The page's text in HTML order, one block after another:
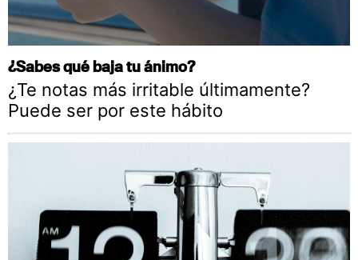
¿Sabes qué baja tu ánimo?
¿Te notas más irritable últimamente?
Puede ser por este hábito